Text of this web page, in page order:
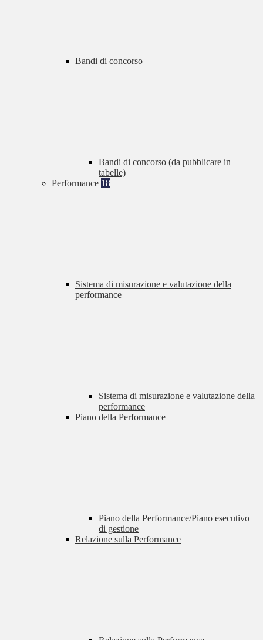
Bandi di concorso
Bandi di concorso (da pubblicare in
tabelle)
Performance 18
Sistema di misurazione e valutazione della
performance
Sistema di misurazione e valutazione della
performance
Piano della Performance
Piano della Performance/Piano esecutivo
di gestione
Relazione sulla Performance